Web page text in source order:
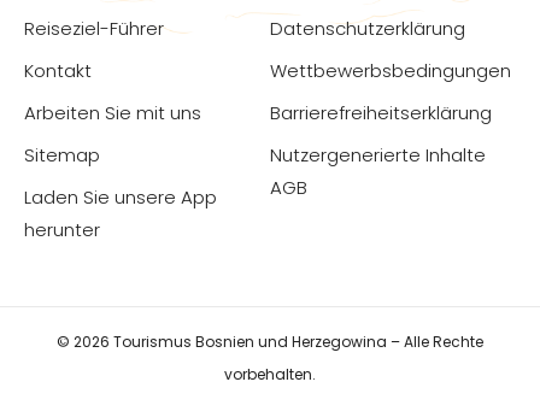
Reiseziel-Führer
Kontakt
Arbeiten Sie mit uns
Sitemap
Laden Sie unsere App
herunter
Datenschutzerklärung
Wettbewerbsbedingungen
Barrierefreiheitserklärung
Nutzergenerierte Inhalte
AGB
© 2026 Tourismus Bosnien und Herzegowina – Alle Rechte
vorbehalten.